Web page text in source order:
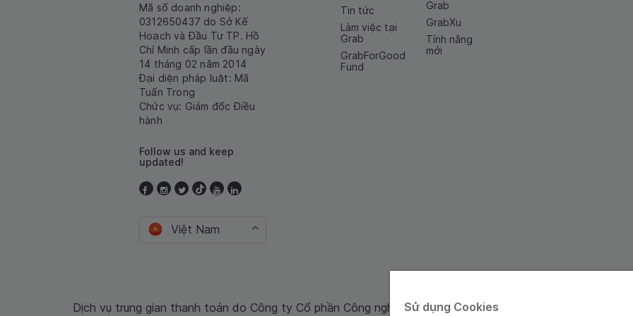
Mã số doanh nghiệp:
0312650437 do Sở Kế
Hoạch và Đầu Tư TP. Hồ
Chí Minh cấp lần đầu ngày
14 tháng 02 năm 2014
Đại diện pháp luật: Mã
Tuấn Trọng
Chức vụ: Giám đốc Điều
hành
Follow us and keep
updated!
Việt Nam
Tin tức
Làm việc tại
Grab
GrabForGood
Fund
Grab
GrabXu
Tính năng
mới
Dịch vụ trung gian thanh toán do Công ty Cổ phần Công nghệ và Dịch Vụ Moca cung cấp. Mã số doanh
Sử dụng Cookies